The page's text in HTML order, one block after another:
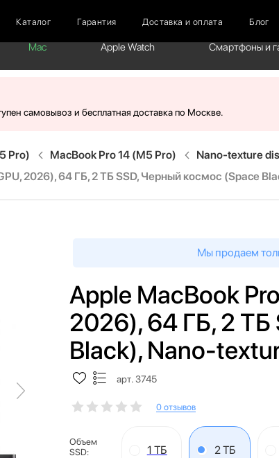
Каталог Гарантия Доставка и оплата Блог
Mac Apple Watch Смартфоны и
самовывоз и бесплатная доставка по Москве.
Pro) MacBook Pro 14 (M5 Pro)
Nano-texture
2026), 64 ГБ, 2 ТБ SSD, Черный космос (Space
Мы продаем
Apple MacBook
2026), 64 ГБ, 2 ТБ
Black), Nano-
арт. 3745
0 отзывов
Объем
SSD:
1 ТБ 2 ТБ